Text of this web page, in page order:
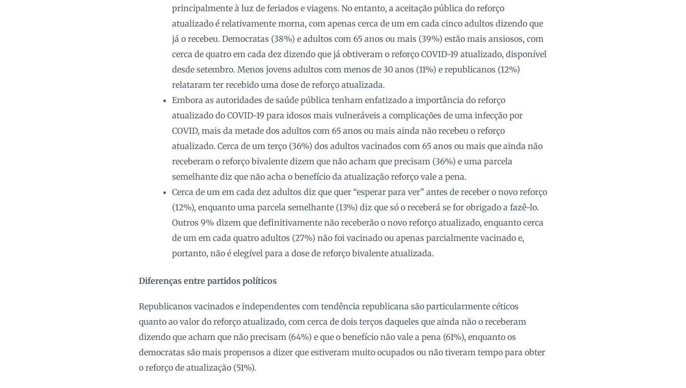
principalmente à luz de feriados e viagens. No entanto, a aceitação pública do reforço
atualizado é relativamente morna, com apenas cerca de um em cada cinco adultos dizendo que
já o recebeu. Democratas (38%) e adultos com 65 anos ou mais (39%) estão mais ansiosos, com
cerca de quatro em cada dez dizendo que já obtiveram o reforço COVID-19 atualizado, disponível
desde setembro. Menos jovens adultos com menos de 30 anos (11%) e republicanos (12%)
relataram ter recebido uma dose de reforço atualizada.
Embora as autoridades de saúde pública tenham enfatizado a importância do reforço
atualizado do COVID-19 para idosos mais vulneráveis ​​a complicações de uma infecção por
COVID, mais da metade dos adultos com 65 anos ou mais ainda não recebeu o reforço
atualizado. Cerca de um terço (36%) dos adultos vacinados com 65 anos ou mais que ainda não
receberam o reforço bivalente dizem que não acham que precisam (36%) e uma parcela
semelhante diz que não acha o benefício da atualização reforço vale a pena.
Cerca de um em cada dez adultos diz que quer “esperar para ver” antes de receber o novo reforço
(12%), enquanto uma parcela semelhante (13%) diz que só o receberá se for obrigado a fazê-lo.
Outros 9% dizem que definitivamente não receberão o novo reforço atualizado, enquanto cerca
de um em cada quatro adultos (27%) não foi vacinado ou apenas parcialmente vacinado e,
portanto, não é elegível para a dose de reforço bivalente atualizada.
Diferenças entre partidos políticos
Republicanos vacinados e independentes com tendência republicana são particularmente céticos
quanto ao valor do reforço atualizado, com cerca de dois terços daqueles que ainda não o receberam
dizendo que acham que não precisam (64%) e que o benefício não vale a pena (61%), enquanto os
democratas são mais propensos a dizer que estiveram muito ocupados ou não tiveram tempo para obter
o reforço de atualização (51%).